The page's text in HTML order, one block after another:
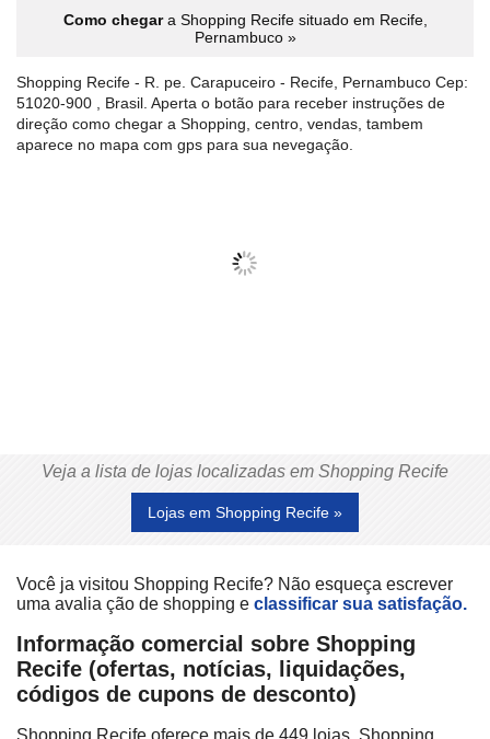
Como chegara Shopping Recife situado em Recife,
Pernambuco »
Shopping Recife - R. pe. Carapuceiro - Recife, Pernambuco Cep:
51020-900 , Brasil. Aperta o botão para receber instruções de
direção como chegar a Shopping, centro, vendas, tambem
aparece no mapa com gps para sua nevegação.
Veja a lista de lojas localizadas em Shopping Recife
Lojas em Shopping Recife »
Você ja visitou Shopping Recife? Não esqueça escrever
uma avalia ção de shopping e classificar sua satisfação.
Informação comercial sobre Shopping
Recife (ofertas, notícias, liquidações,
códigos de cupons de desconto)
Shopping Recife oferece mais de 449 lojas. Shopping